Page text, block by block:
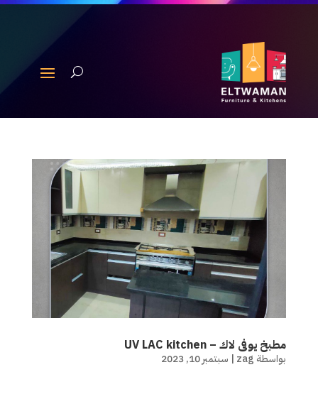
مطبخ يوفى لاك – UV LAC kitchen
بواسطة zag
| سبتمبر 10, 2023